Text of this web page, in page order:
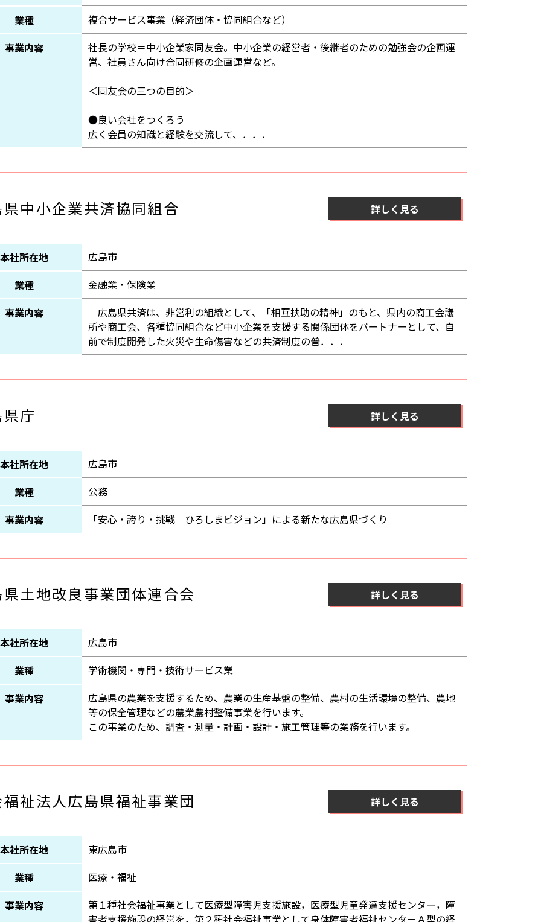
業種
複合サービス事業（経済団体・協同組合など）
事業内容
社長の学校＝中小企業家同友会。中小企業の経営者・後継者のための勉強会の企画運
営、社員さん向け合同研修の企画運営など。
＜同友会の三つの目的＞
●良い会社をつくろう
広く会員の知識と経験を交流して、．．．
中小企業共済協同組合 詳しく見る
本社所在地
広島市
業種
金融業・保険業
事業内容
広島県共済は、非営利の組織として、「相互扶助の精神」のもと、県内の商工会議
所や商工会、各種協同組合など中小企業を支援する関係団体をパートナーとして、自
前で制度開発した火災や生命傷害などの共済制度の普．．．
庁 詳しく見る
本社所在地
広島市
業種
公務
事業内容
「安心・誇り・挑戦 ひろしまビジョン」による新たな広島県づくり
土地改良事業団体連合会 詳しく見る
本社所在地
広島市
業種
学術機関・専門・技術サービス業
事業内容
広島県の農業を支援するため、農業の生産基盤の整備、農村の生活環境の整備、農地
等の保全管理などの農業農村整備事業を行います。
この事業のため、調査・測量・計画・設計・施工管理等の業務を行います。
祉法人広島県福祉事業団 詳しく見る
本社所在地
東広島市
業種
医療・福祉
事業内容
第１種社会福祉事業として医療型障害児支援施設，医療型児童発達支援センター，障
害者支援施設の経営を，第２種社会福祉事業として身体障害者福祉センターＡ型の経